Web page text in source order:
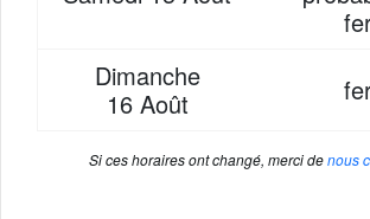
Dimanche
16 Août
Si ces horaires ont changé, merci denous